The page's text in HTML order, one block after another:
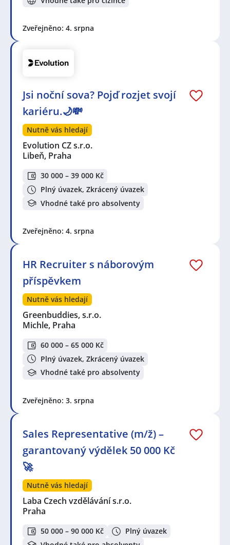
Zveřejněno: 4. srpna
Jsi noční sova? Pojď rozjet svojí
kariéru.🌙💸
Nutně vás hledají
Evolution CZ s.r.o.
Libeň, Praha
30 000 – 39 000 Kč
Plný úvazek, Zkrácený úvazek
Vhodné také pro absolventy
Zveřejněno: 4. srpna
HR Recruiter s náborovým
příspěvkem
Nutně vás hledají
Greenbuddies, s.r.o.
Michle, Praha
60 000 – 65 000 Kč
Plný úvazek, Zkrácený úvazek
Vhodné také pro absolventy
Zveřejněno: 3. srpna
Sales Representative (m/ž) –
garantovaný výdělek 50 000 Kč
🚀
Nutně vás hledají
Laba Czech vzdělávání s.r.o.
Praha
50 000 – 90 000 Kč
Plný úvazek